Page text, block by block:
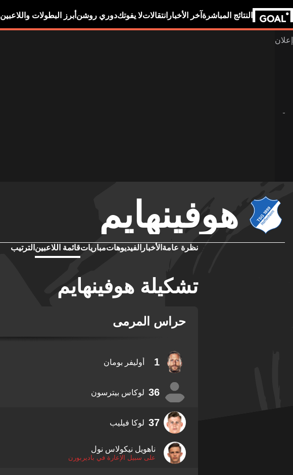
النتائج المباشرة آخر الأخبار انتقالاتلا يفوتكدوري روشن أبرز البطولات واللاعبين
هوفينهايم
نظرة عامة الأخبار الفيديوهاتمبارياتقائمة اللاعبين الترتيب
تشكيلة هوفينهايم
حراس المرمى
1 أوليفر بومان
36 لوكاس بيترسون
37 لوكا فيليب
ناهويل نيكولاس نول
على سبيل الإعارة في باديربورن